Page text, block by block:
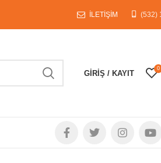
İLETİŞİM (532)
GIRIŞ / KAYIT
0